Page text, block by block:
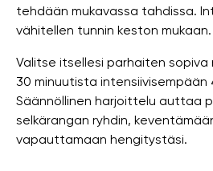
tehdään mukavassa tahdissa.
vähitellen tunnin keston mukaan.
Valitse itsellesi parhaiten sopiva
30 minuutista intensiivisempään
Säännöllinen harjoittelu auttaa
selkärangan ryhdin,
vapauttamaan hengitystäsi.